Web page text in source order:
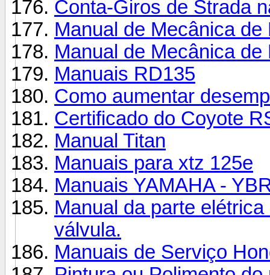
Conta-Giros de Strada
Manual de Mecânica de
Manual de Mecânica
Manuais RD135
Como aumentar
Certificado do Coyote
Manual Titan
Manuais para xtz 125e
Manuais YAMAHA -
Manual da parte
válvula.
Manuais de Serviço